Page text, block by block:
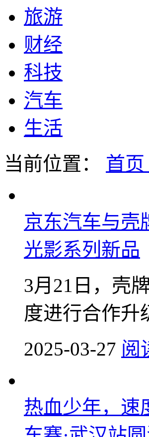
旅游
财经
科技
汽车
生活
当前位置： 首页
京东汽车与壳
光影系列新品
3月21日，壳
度进行合作升
2025-03-27 阅
热血少年，速